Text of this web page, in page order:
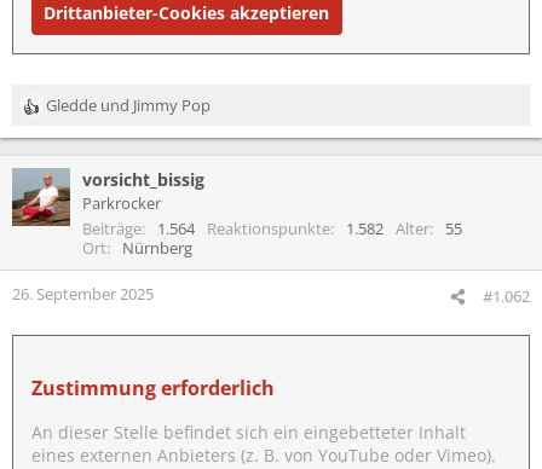
Drittanbieter-Cookies akzeptieren
R
e
t
i
n
e
:
Gledde und Jimmy Pop
vorsicht_bissig
Parkrocker
Beiträge
1.564 Reaktionspunkte 1.582 Alter
55
Ort
Nürnberg
26. September 2025 #1.062
Zustimmung erforderlich
An dieser Stelle befindet sich ein eingebetteter Inhalt
eines externen Anbieters (z. B. von YouTube oder Vimeo).